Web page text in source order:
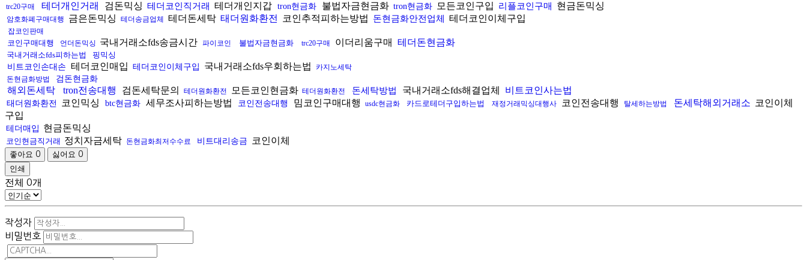
trc20구매 테더개인거래 검돈믹싱 테더코인직거래 테더개인지갑 tron현금화 불법자금현금화 tron현금화 모든코인구입 리플코인구매 현금돈믹싱
암호화폐구매대행 금은돈믹싱 테더송금업체 테더돈세탁 태더원화환전 코인추적피하는방법 돈현금화안전업체 테더코인이체구입
잡코인판매
코인구매대행 언더돈믹싱 국내거래소fds송금시간 파이코인 불법자금현금화 trc20구매 이더리움구매 테더돈현금화
국내거래소fds피하는법
핑믹싱
비트코인손대손 테더코인매입 테더코인이체구입 국내거래소fds우회하는법
카지노세탁
돈현금화방법
검돈현금화
해외돈세탁 tron전송대행 검돈세탁문의 테더원화환전 모든코인현금화 테더원화환전 돈세탁방법 국내거래소fds해결업체 비트코인사는법
태더원화환전 코인믹싱 btc현금화 세무조사피하는방법 코인전송대행 밈코인구매대행 usdc현금화 카드로테더구입하는법 재정거래믹싱대행사 코인전송대행 탈세하는방법 돈세탁해외거래소 코인이체
구입
테더매입 현금돈믹싱
코인현금직거래 정치자금세탁 돈현금화최저수수료 비트대리송금 코인이체
좋아요 0 싫어요 0
인쇄
전체 0개
작성자
비밀번호